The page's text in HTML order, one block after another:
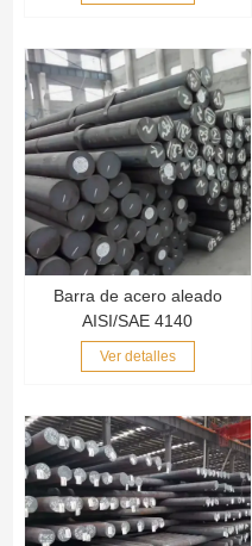
Barra de acero aleado
AISI/SAE 4140
Ver detalles